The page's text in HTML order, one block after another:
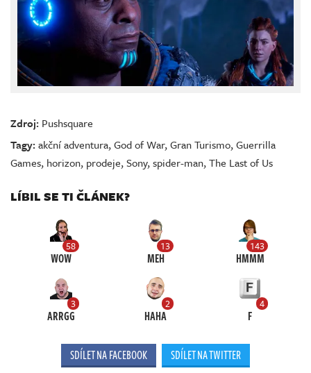
Zdroj: Pushsquare
Tagy:akční adventura,God of War,Gran Turismo,Guerrilla
Games, horizon, prodeje,Sony,spider-man,The Last of Us
LÍBIL SE TI ČLÁNEK?
58
WOW
13
MEH
143
HMMM
3
ARRGG
2
HAHA
4
F
SDÍLET NA FACEBOOK SDÍLET NA TWITTER